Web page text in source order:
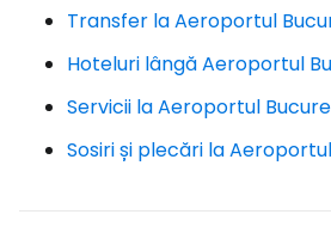
Transfer la Aeroportul
Hoteluri lângă Aeroportul
Servicii la Aeroportul
Sosiri și plecări la